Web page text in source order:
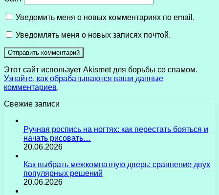
Уведомить меня о новых комментариях по email.
Уведомлять меня о новых записях почтой.
Этот сайт использует Akismet для борьбы со спамом.
Узнайте, как обрабатываются ваши данные
комментариев.
Свежие записи
Ручная роспись на ногтях: как перестать бояться и
начать рисовать…
20.06.2026
Как выбрать межкомнатную дверь: сравнение двух
популярных решений
20.06.2026